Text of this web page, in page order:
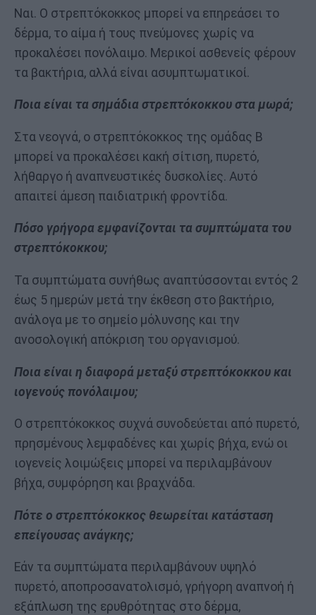
Ναι. Ο στρεπτόκοκκος μπορεί να επηρεάσει το
δέρμα, το αίμα ή τους πνεύμονες χωρίς να
προκαλέσει πονόλαιμο. Μερικοί ασθενείς φέρουν
τα βακτήρια, αλλά είναι ασυμπτωματικοί.
Ποια είναι τα σημάδια στρεπτόκοκκου στα μωρά;
Στα νεογνά, ο στρεπτόκοκκος της ομάδας Β
μπορεί να προκαλέσει κακή σίτιση, πυρετό,
λήθαργο ή αναπνευστικές δυσκολίες. Αυτό
απαιτεί άμεση παιδιατρική φροντίδα.
Πόσο γρήγορα εμφανίζονται τα συμπτώματα του
στρεπτόκοκκου;
Τα συμπτώματα συνήθως αναπτύσσονται εντός 2
έως 5 ημερών μετά την έκθεση στο βακτήριο,
ανάλογα με το σημείο μόλυνσης και την
ανοσολογική απόκριση του οργανισμού.
Ποια είναι η διαφορά μεταξύ στρεπτόκοκκου και
ιογενούς πονόλαιμου;
Ο στρεπτόκοκκος συχνά συνοδεύεται από πυρετό,
πρησμένους λεμφαδένες και χωρίς βήχα, ενώ οι
ιογενείς λοιμώξεις μπορεί να περιλαμβάνουν
βήχα, συμφόρηση και βραχνάδα.
Πότε ο στρεπτόκοκκος θεωρείται κατάσταση
επείγουσας ανάγκης;
Εάν τα συμπτώματα περιλαμβάνουν υψηλό
πυρετό, αποπροσανατολισμό, γρήγορη αναπνοή ή
εξάπλωση της ερυθρότητας στο δέρμα,